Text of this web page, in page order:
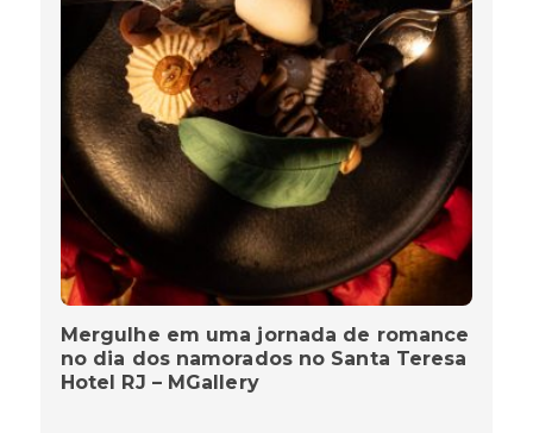
Mergulhe em uma jornada de romance
no dia dos namorados no Santa Teresa
Hotel RJ – MGallery